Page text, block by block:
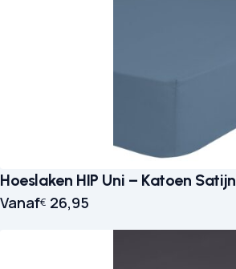
Hoeslaken HIP Uni – Katoen Satijn
Vanaf€ 26,95